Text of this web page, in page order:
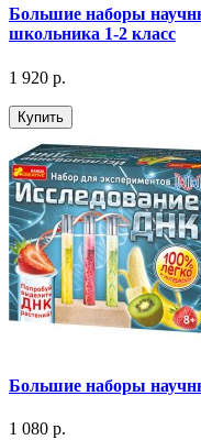
Большие наборы
школьника 1-2 класс
1 920 р.
Купить
Большие наборы
1 080 р.